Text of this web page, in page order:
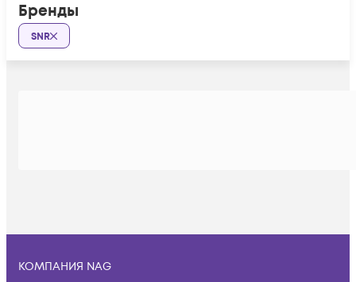
Бренды
SNR
КОМПАНИЯ NAG